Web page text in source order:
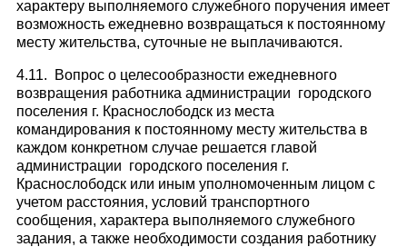
характеру выполняемого служебного поручения имеет
возможность ежедневно возвращаться к постоянному
месту жительства, суточные не выплачиваются.
4.11. Вопрос о целесообразности ежедневного
возвращения работника администрации городского
поселения г. Краснослободск из места
командирования к постоянному месту жительства в
каждом конкретном случае решается главой
администрации городского поселения г.
Краснослободск или иным уполномоченным лицом с
учетом расстояния, условий транспортного
сообщения, характера выполняемого служебного
задания, а также необходимости создания работнику